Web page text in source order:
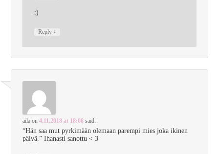
:)
Reply ↓
aila on4.11.2018 at 18:08 said:
“Hän saa mut pyrkimään olemaan parempi mies joka ikinen
päivä.” Ihanasti sanottu < 3